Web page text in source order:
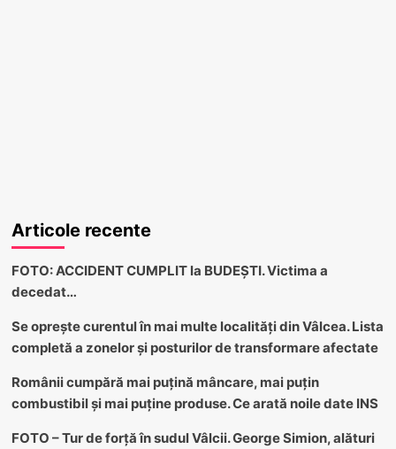
Articole recente
FOTO: ACCIDENT CUMPLIT la BUDEȘTI. Victima a
decedat…
Se oprește curentul în mai multe localități din Vâlcea. Lista
completă a zonelor și posturilor de transformare afectate
Românii cumpără mai puțină mâncare, mai puțin
combustibil și mai puține produse. Ce arată noile date INS
FOTO – Tur de forță în sudul Vâlcii. George Simion, alături